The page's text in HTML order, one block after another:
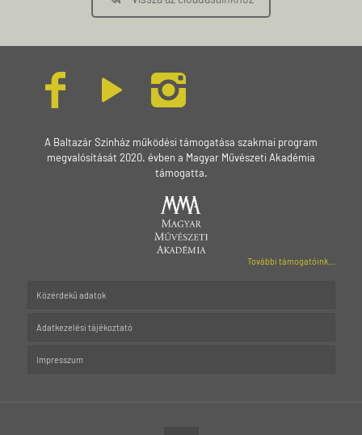
A Baltazár Színház működési támogatása szakmai program
megvalósítását 2020. évben a Magyar Művészeti Akadémia
támogatta.
További támogatóink...
Közérdekű adatok
Adatkezelési tájékoztató
Impresszum